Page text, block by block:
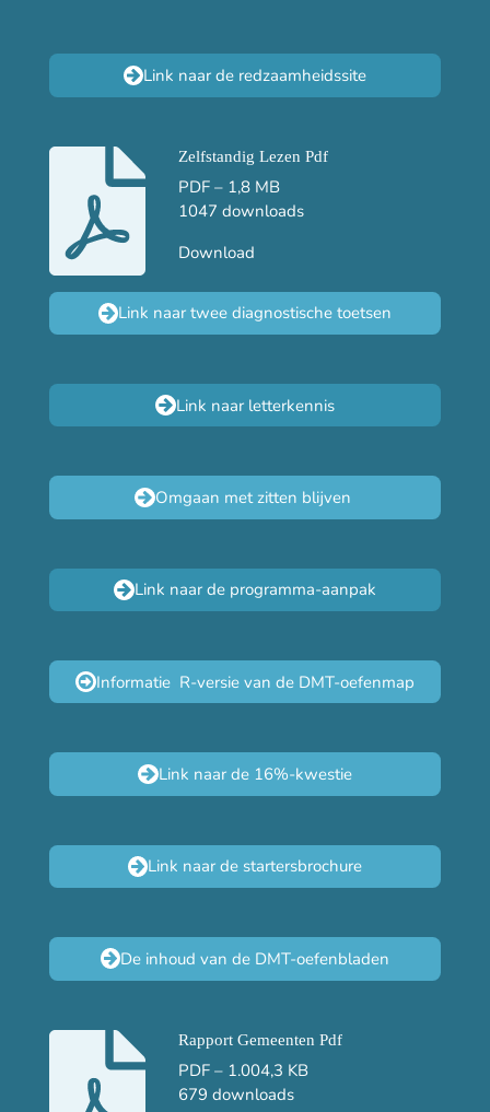
Link naar de redzaamheidssite
Zelfstandig Lezen Pdf
PDF – 1,8 MB
1047 downloads
Download
Link naar twee diagnostische toetsen
Link naar letterkennis
Omgaan met zitten blijven
Link naar de programma-aanpak
Informatie R-versie van de DMT-oefenmap
Link naar de 16%-kwestie
Link naar de startersbrochure
De inhoud van de DMT-oefenbladen
Rapport Gemeenten Pdf
PDF – 1.004,3 KB
679 downloads